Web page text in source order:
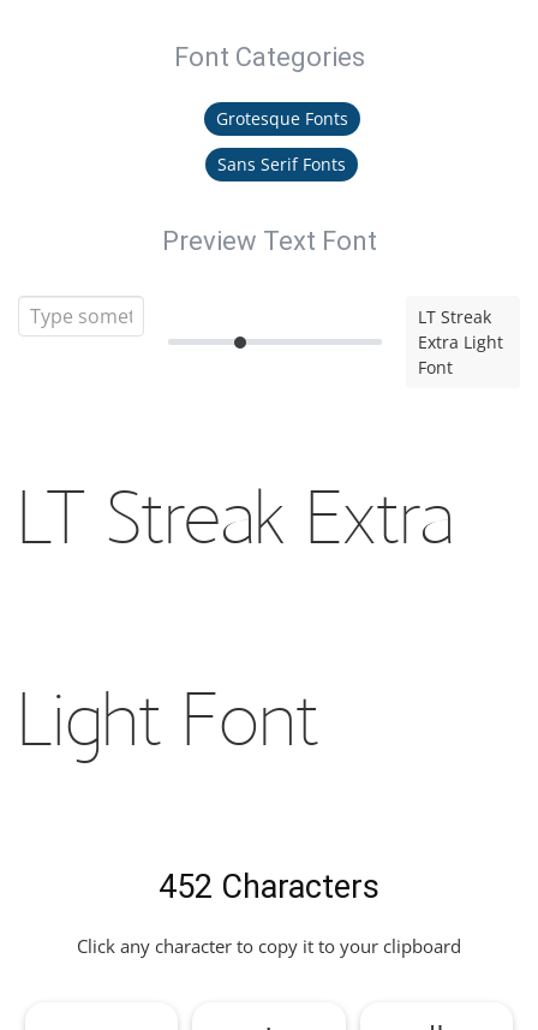
Font Categories
Grotesque Fonts
Sans Serif Fonts
Preview Text Font
LT Streak
Extra Light
Font
LT Streak Extra
Light Font
452 Characters
Click any character to copy it to your clipboard